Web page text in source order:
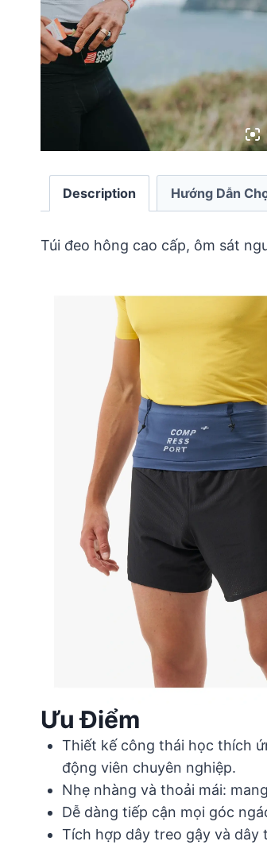
Description Hướng Dẫn
Túi đeo hông cao cấp, ôm sát
Ưu Điểm
Thiết kế công thái học thích
động viên chuyên nghiệp.
Nhẹ nhàng và thoải mái:
Dễ dàng tiếp cận mọi góc
Tích hợp dây treo gậy và dây